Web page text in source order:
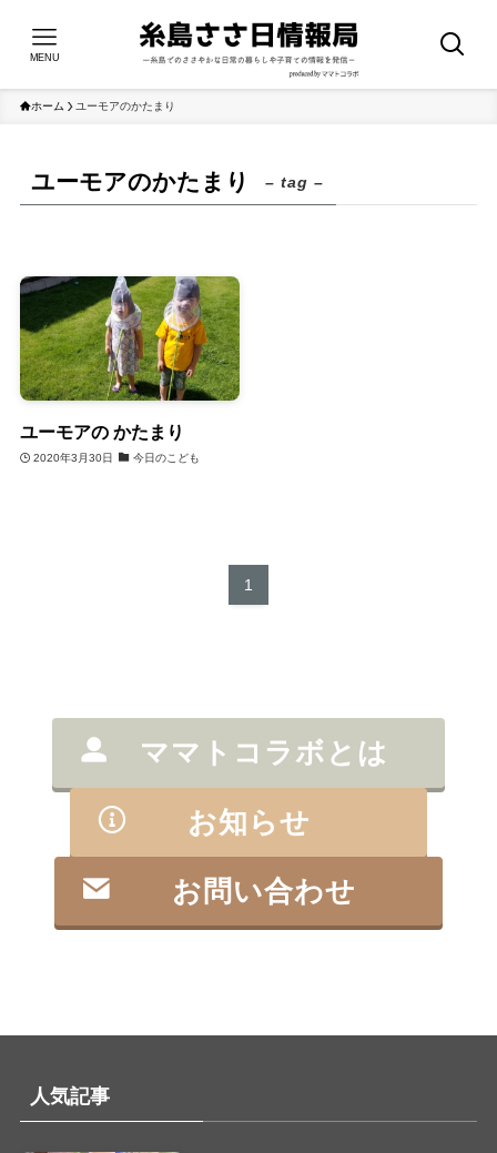
MENU
ホーム ユーモアのかたまり
ユーモアのかたまり – tag –
ユーモアの かたまり
2020年3月30日 今日のこども
1
ママトコラボとは
お知らせ
お問い合わせ
人気記事